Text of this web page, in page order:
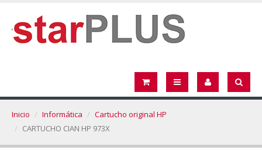
Inicio Informática
Cartucho original HP
CARTUCHO CIAN HP 973X